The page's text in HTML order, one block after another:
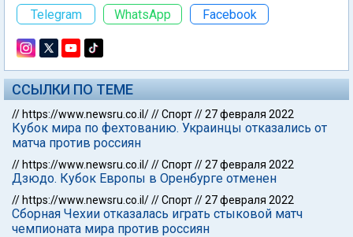
Telegram
WhatsApp Facebook
ССЫЛКИ ПО ТЕМЕ
// https://www.newsru.co.il///Спорт//27 февраля 2022
Кубок мира по фехтованию. Украинцы отказались от
матча против россиян
// https://www.newsru.co.il///Спорт//27 февраля 2022
Дзюдо. Кубок Европы в Оренбурге отменен
// https://www.newsru.co.il///Спорт//27 февраля 2022
Сборная Чехии отказалась играть стыковой матч
чемпионата мира против россиян